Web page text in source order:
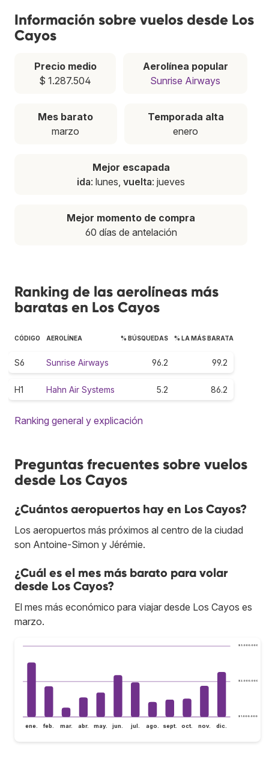
Información sobre vuelos desde Los
Cayos
Precio medio
$ 1.287.504
Aerolínea popular
Sunrise Airways
Mes barato
marzo
Temporada alta
enero
Mejor escapada
ida: lunes, vuelta: jueves
Mejor momento de compra
60 días de antelación
Ranking de las aerolíneas más
baratas en Los Cayos
CÓDIGO AEROLÍNEA % BÚSQUEDAS % LA MÁS BARATA
S6 Sunrise Airways 96.2 99.2
H1 Hahn Air Systems 5.2 86.2
Ranking general y explicación
Preguntas frecuentes sobre vuelos
desde Los Cayos
¿Cuántos aeropuertos hay en Los Cayos?
Los aeropuertos más próximos al centro de la ciudad
son Antoine-Simon y Jérémie.
¿Cuál es el mes más barato para volar
desde Los Cayos?
El mes más económico para viajar desde Los Cayos es
marzo.
$ 1.000.000
$ 2.000.000
$ 3.000.000
ene. feb. mar. abr. may. jun. jul. ago. sept. oct. nov. dic.